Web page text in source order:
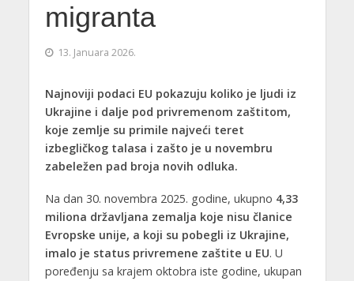
migranta
13. Januara 2026.
Najnoviji podaci EU pokazuju koliko je ljudi iz
Ukrajine i dalje pod privremenom zaštitom,
koje zemlje su primile najveći teret
izbegličkog talasa i zašto je u novembru
zabeležen pad broja novih odluka.
Na dan 30. novembra 2025. godine, ukupno 4,33
miliona državljana zemalja koje nisu članice
Evropske unije, a koji su pobegli iz Ukrajine,
imalo je status privremene zaštite u EU. U
poređenju sa krajem oktobra iste godine, ukupan